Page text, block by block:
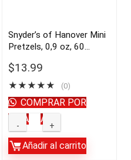
quantity
Snyder’s of Hanover Mini
Pretzels, 0,9 oz, 60
USA
$13.99
★★★★★ (0)
Snyder's
of
Hanover
Añadir al carrito
COMPRAR POR
WHATSAPP